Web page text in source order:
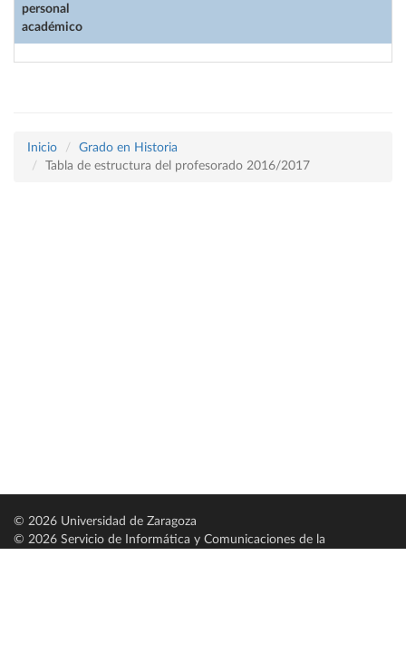
personal
académico
Inicio
Grado en Historia
Tabla de estructura del profesorado 2016/2017
© 2026 Universidad de Zaragoza
© 2026 Servicio de Informática y Comunicaciones de la